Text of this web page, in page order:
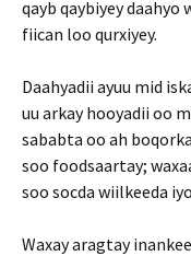
qayb qaybiyey daahyo
fiican loo qurxiyey.
Daahyadii ayuu mid
uu arkay hooyadii oo
sababta oo ah
soo foodsaartay;
soo socda wiilkeeda
Waxay aragtay